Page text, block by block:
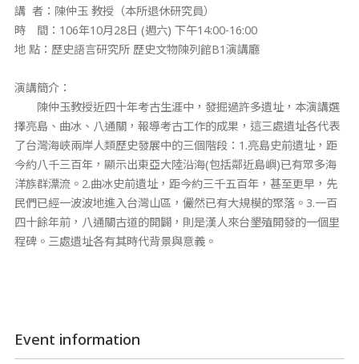
講 者：陳仲玉 教授（本所退休研究員）
時 間：106年10月28日 (週六) 下午14:00-16:00
地 點：歷史語言研究所 歷史文物陳列館B1演講廳
演講簡介：
陳仲玉教授近四十年考古生涯中，發掘過許多遺址，本演講選
擇亮島、曲冰、八通關，報導考古工作的成果，這三處遺址各代表
了台灣海峽兩岸人類歷史發展中的三個階段：1.亮島史前遺址，距
今約八千三百年，顯示出東亞大陸沿海(包括鄰近島嶼)已有眾多海
洋族群漂流。2.曲冰史前遺址，距今約三千五百年，甚至更早，先
民們已經一波波地進入台灣山區，儼然已有大規模的聚落。3.一百
四十餘年前，八通關古道的開闢，則是漢人來台墾殖開發的一個里
程碑。三處遺址各有其時代背景與意義。
Event information